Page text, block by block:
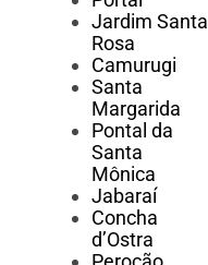
Jardim Santa
Rosa
Camurugi
Santa
Margarida
Pontal da
Santa
Mônica
Jabaraí
Concha
d’Ostra